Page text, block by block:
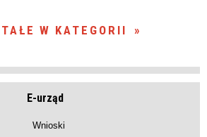
W KATEGORII
E-urząd
Wnioski